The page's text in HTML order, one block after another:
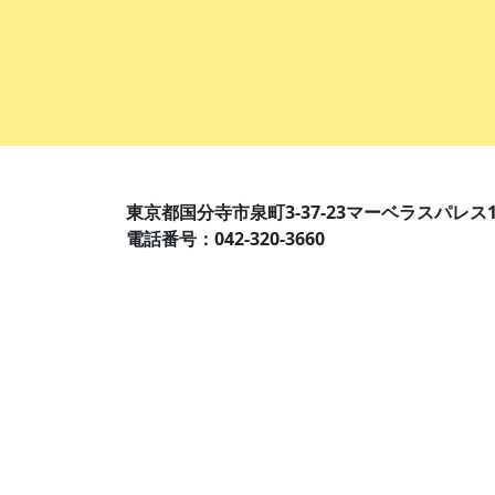
東京都国分寺市泉町3-37-23マーベラスパレス
電話番号：042-320-3660